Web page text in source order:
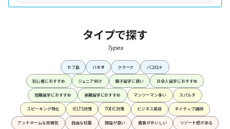
タイプで探す
Types
セブ島 バギオ クラーク バコロド
初心者におすすめ ジュニア向け 親子留学に良い 社会人留学におすすめ
短期留学におすすめ 長期留学におすすめ マンツーマン多い スパルタ
スピーキング特化 IELTS対策 TOEIC対策 ビジネス英語 ネイティブ講師
アットホームな雰囲気 自由な校風 施設が良い 食事がおいしい リゾート感がある